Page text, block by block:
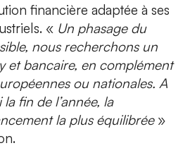
financière adaptée à ses
« Un phasage du
nous recherchons un
et bancaire, en complément
ou nationales. A
fin de l’année, la
la plus équilibrée»